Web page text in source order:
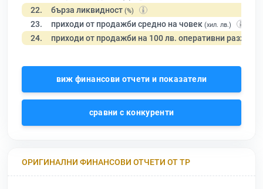
22. бърза ликвидност (%)
23. приходи от продажби средно на човек (хил. лв.)
24. приходи от продажби на 100 лв. оперативни разходи
виж финансови отчети и показатели
сравни с конкуренти
ОРИГИНАЛНИ ФИНАНСОВИ ОТЧЕТИ ОТ ТР